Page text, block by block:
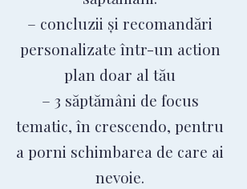
– concluzii și recomandări
personalizate într-un action
plan doar al tău
– 3 săptămâni de focus
tematic, în crescendo, pentru
a porni schimbarea de care ai
nevoie.